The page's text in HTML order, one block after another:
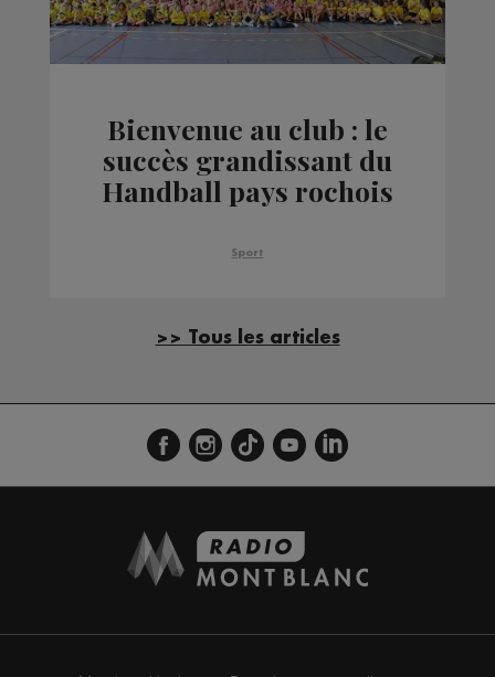
Bienvenue au club : le
succès grandissant du
Handball pays rochois
Sport
>> Tous les articles